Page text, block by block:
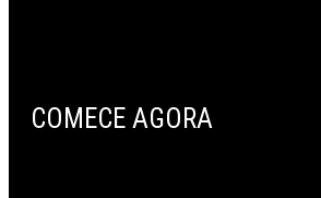
COMECE AGORA